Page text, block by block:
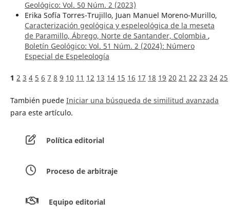
Geológico: Vol. 50 Núm. 2 (2023)
Erika Sofía Torres-Trujillo, Juan Manuel Moreno-Murillo,
Caracterización geológica y espeleológica de la meseta
de Paramillo, Ábrego, Norte de Santander, Colombia ,
Boletín Geológico: Vol. 51 Núm. 2 (2024): Número
Especial de Espeleología
1 2 3 4 5 6 7 8 9 10 11 12 13 14 15 16 17 18 19 20 21 22 23 24 25
También puede Iniciar una búsqueda de similitud avanzada
para este artículo.
Política editorial
Proceso de arbitraje
Equipo editorial